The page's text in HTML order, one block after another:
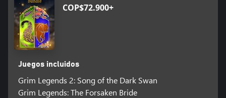
COP$72.900+
Juegos incluidos
Grim Legends 2: Song of the Dark Swan
Grim Legends: The Forsaken Bride